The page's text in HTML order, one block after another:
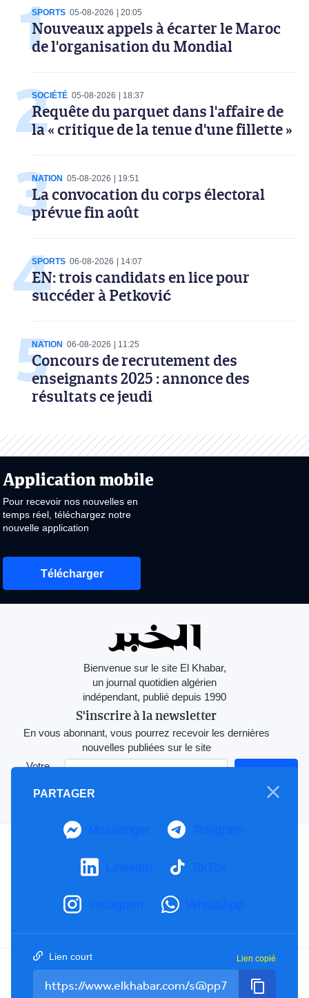
SPORTS 05-08-2026 20:05
Nouveaux appels à écarter le Maroc
de l'organisation du Mondial
SOCIÉTÉ 05-08-2026 18:37
Requête du parquet dans l'affaire de
la « critique de la tenue d'une fillette »
NATION 05-08-2026 19:51
La convocation du corps électoral
prévue fin août
SPORTS 06-08-2026 14:07
EN: trois candidats en lice pour
succéder à Petković
NATION 06-08-2026 11:25
Concours de recrutement des
enseignants 2025 : annonce des
résultats ce jeudi
Application mobile
Pour recevoir nos nouvelles en
temps réel, téléchargez notre
nouvelle application
Télécharger
Bienvenue sur le site El Khabar,
un journal quotidien algérien
indépendant, publié depuis 1990
S'inscrire à la newsletter
En vous abonnant, vous pourrez recevoir les dernières
nouvelles publiées sur le site
Votre
mail
Contactez-nous
Facebook YouTube TikTok
PARTAGER
Messenger Telegram
LinkedIn TikTok
Instagram WhatsApp
Lien court Lien copié